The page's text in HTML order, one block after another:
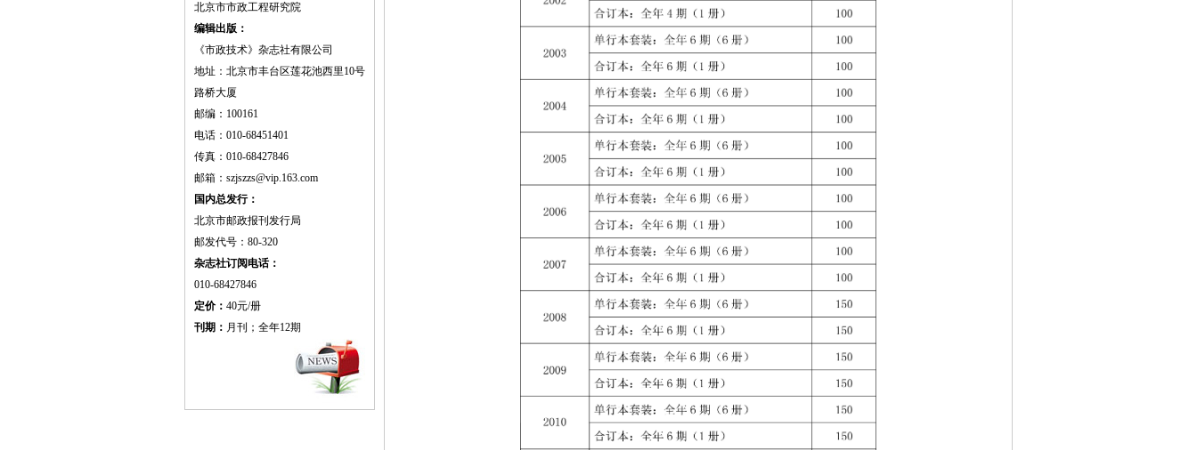
北京市市政工程研究院
编辑出版：
《市政技术》杂志社有限公司
地址：北京市丰台区莲花池西里10号
路桥大厦
邮编：100161
电话：010-68451401
传真：010-68427846
邮箱：szjszzs@vip.163.com
国内总发行：
北京市邮政报刊发行局
邮发代号：80-320
杂志社订阅电话：
010-68427846
定价： 40元/册
刊期： 月刊；全年12期